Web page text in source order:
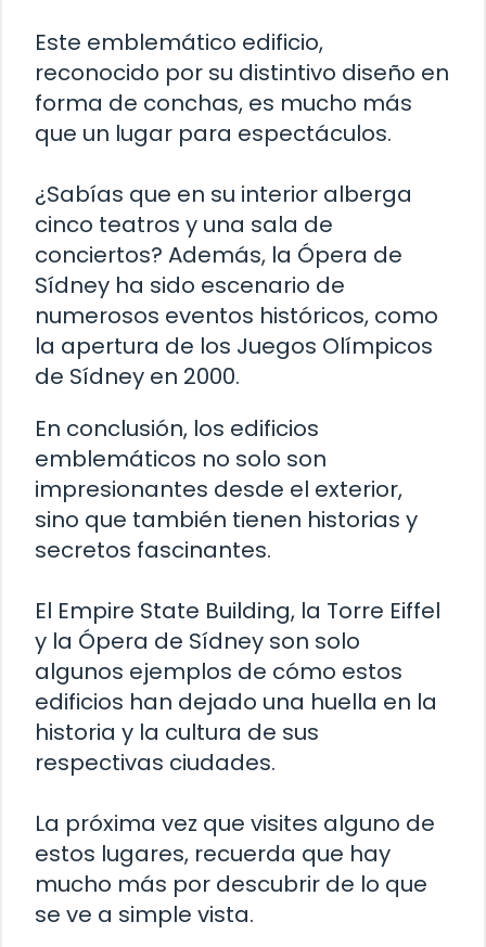
Este emblemático edificio,
reconocido por su distintivo diseño en
forma de conchas, es mucho más
que un lugar para espectáculos.
¿Sabías que en su interior alberga
cinco teatros y una sala de
conciertos? Además, la Ópera de
Sídney ha sido escenario de
numerosos eventos históricos, como
la apertura de los Juegos Olímpicos
de Sídney en 2000.
En conclusión, los edificios
emblemáticos no solo son
impresionantes desde el exterior,
sino que también tienen historias y
secretos fascinantes.
El Empire State Building, la Torre Eiffel
y la Ópera de Sídney son solo
algunos ejemplos de cómo estos
edificios han dejado una huella en la
historia y la cultura de sus
respectivas ciudades.
La próxima vez que visites alguno de
estos lugares, recuerda que hay
mucho más por descubrir de lo que
se ve a simple vista.